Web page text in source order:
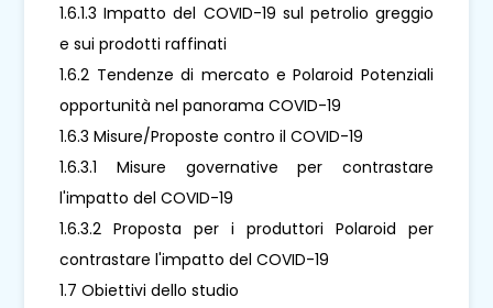
1.6.1.3 Impatto del COVID-19 sul petrolio greggio
e sui prodotti raffinati
1.6.2 Tendenze di mercato e Polaroid Potenziali
opportunità nel panorama COVID-19
1.6.3 Misure/Proposte contro il COVID-19
1.6.3.1 Misure governative per contrastare
l'impatto del COVID-19
1.6.3.2 Proposta per i produttori Polaroid per
contrastare l'impatto del COVID-19
1.7 Obiettivi dello studio